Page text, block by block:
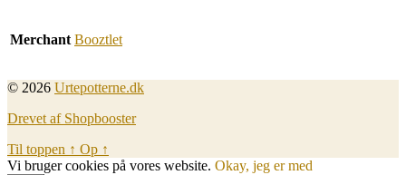
Merchant Booztlet
© 2026 Urtepotterne.dk
Drevet af Shopbooster
Til toppen ↑ Op ↑
Vi bruger cookies på vores website. Okay, jeg er med